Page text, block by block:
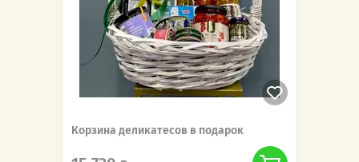
Корзина деликатесов в подарок